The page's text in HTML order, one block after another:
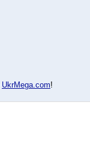
UkrMega.com!